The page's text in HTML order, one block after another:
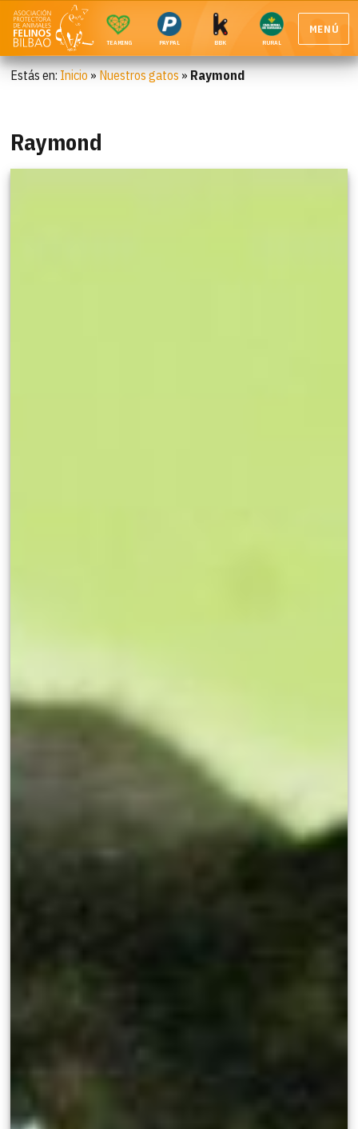
TEAMING PAYPAL BBK RURAL
MENÚ
Estás en: Inicio » Nuestros gatos » Raymond
Raymond